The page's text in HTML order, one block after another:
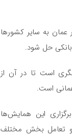
عمان به سایر کشورها
حل شود.
است تا در آن از
است.
این همایش‌ها
و تعامل بخش مختلف